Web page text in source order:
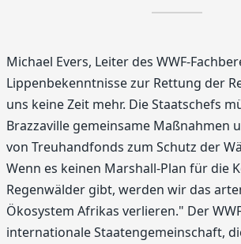
Michael Evers, Leiter des WWF-
Lippenbekenntnisse zur Rettung der
uns keine Zeit mehr. Die Staatschefs
Brazzaville gemeinsame Maßnahmen
von Treuhandfonds zum Schutz der
Wenn es keinen Marshall-Plan für die
Regenwälder gibt, werden wir das
Ökosystem Afrikas verlieren." Der
internationale Staatengemeinschaft,